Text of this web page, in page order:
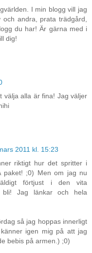
I min blogg vill jag
andra, prata trädgård,
du har! Är gärna med i
dig!
välja alla är fina! Jag väljer
2011 kl. 15:23
riktigt hur det spritter i
paket! ;0) Men om jag nu
förtjust i den vita
Jag länkar och hela
så jag hoppas innerligt
igen mig på att jag
bebis på armen.) ;0)